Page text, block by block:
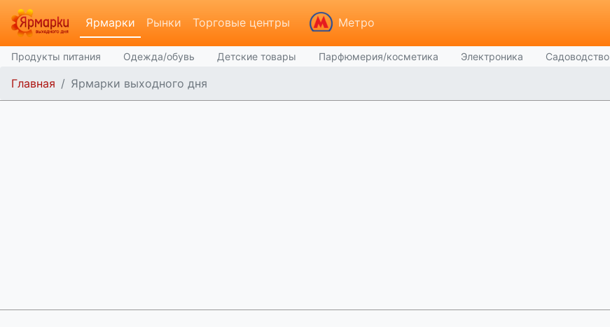
Ярмарки Рынки Торговые центры Метро
Продукты питания Одежда/обувь Детские товары Парфюмерия/косметика Электроника Садоводство
Главная Ярмарки выходного дня